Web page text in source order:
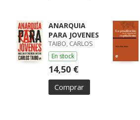
ANARQUIA
PARA JOVENES
TAIBO, CARLOS
En stock
14,50 €
Comprar